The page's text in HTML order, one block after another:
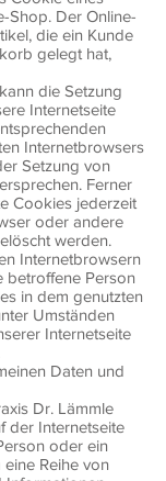
Shop. Der Online-
die ein Kunde
gelegt hat,
die Setzung
Internetseite
Internetbrowsers
Setzung von
Ferner
Cookies jederzeit
oder andere
werden.
Internetbrowsern
betroffene Person
in dem genutzten
Umständen
Internetseite
Daten und
Dr. Lämmle
der Internetseite
oder ein
Reihe von